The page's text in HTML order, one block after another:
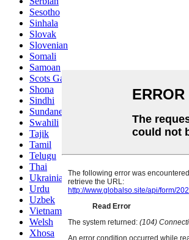
Sesotho
Sinhala
Slovak
Slovenian
Somali
Samoan
Scots Gaelic
Shona
Sindhi
Sundanese
Swahili
Tajik
Tamil
Telugu
Thai
Ukrainian
Urdu
Uzbek
Vietnamese
Welsh
Xhosa